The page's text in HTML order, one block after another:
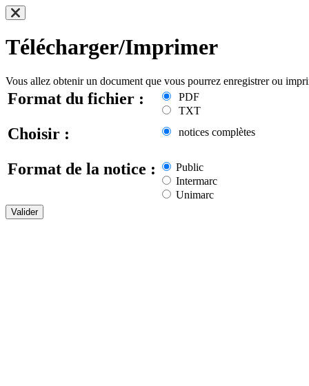
Télécharger/Imprimer
Vous allez obtenir un document que vous pourrez enregistrer ou
Format du fichier :
PDF
TXT
Choisir : notices complètes
Format de la notice :
Public
Intermarc
Unimarc